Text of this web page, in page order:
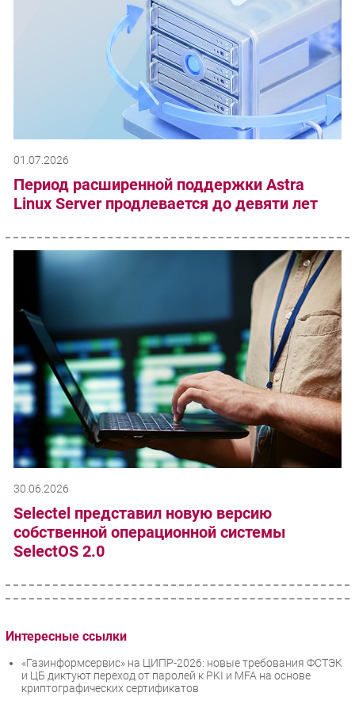
01.07.2026
Период расширенной поддержки Astra
Linux Server продлевается до девяти лет
30.06.2026
Selectel представил новую версию
собственной операционной системы
SelectOS 2.0
Интересные ссылки
«Газинформсервис» на ЦИПР-2026: новые требования ФСТЭК
и ЦБ диктуют переход от паролей к PKI и MFA на основе
криптографических сертификатов